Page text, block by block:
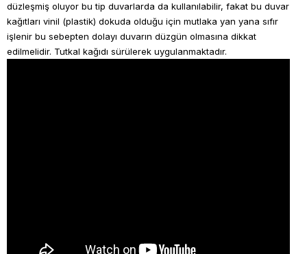
düzleşmiş oluyor bu tip duvarlarda da kullanılabilir, fakat bu duvar
kağıtları vinil (plastik) dokuda olduğu için mutlaka yan yana sıfır
işlenir bu sebepten dolayı duvarın düzgün olmasına dikkat
edilmelidir. Tutkal kağıdı sürülerek uygulanmaktadır.